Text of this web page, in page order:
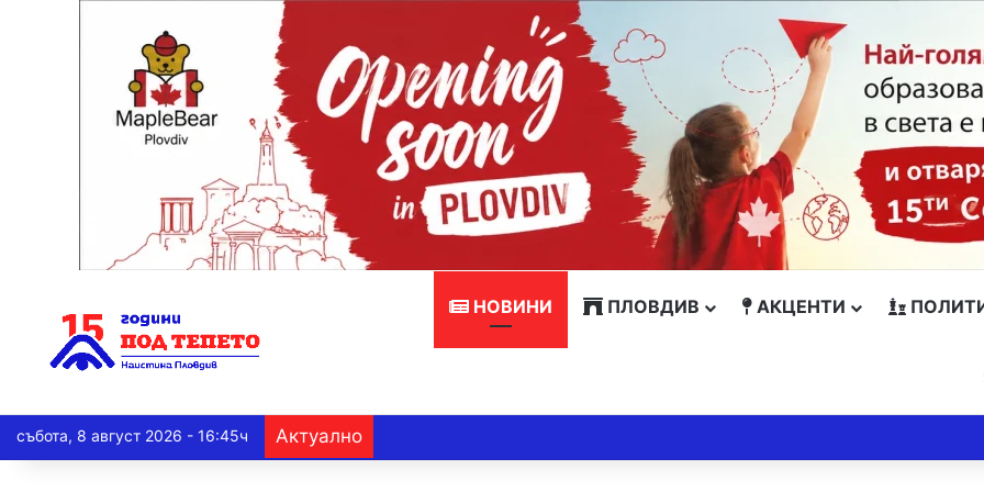
НОВИНИ ПЛОВДИВ АКЦЕНТИ
събота, 8 август 2026 - 16:45ч Актуално